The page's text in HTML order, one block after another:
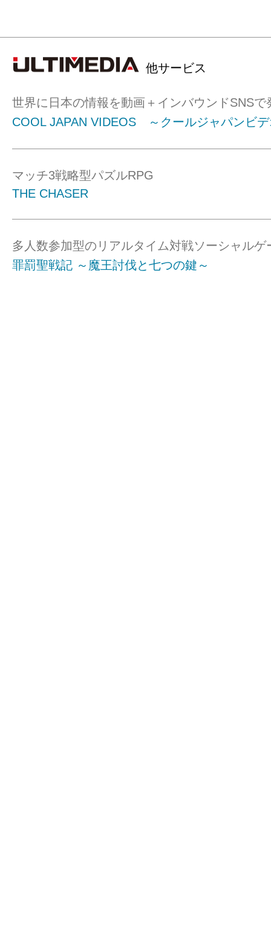
他サービス
世界に日本の情報を動画＋インバウンドSNSで
COOL JAPAN VIDEOS ～クールジャパンビ
マッチ3戦略型パズルRPG
THE CHASER
多人数参加型のリアルタイム対戦ソーシャルゲ
罪罰聖戦記 ～魔王討伐と七つの鍵～